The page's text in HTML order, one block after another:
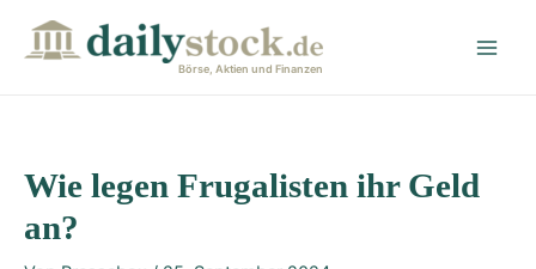
Börse, Aktien und Finanzen
Wie legen Frugalisten ihr Geld
an?